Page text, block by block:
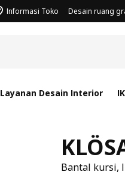
Informasi Toko Desain ruang
Layanan Desain Interior
Bantal kursi,